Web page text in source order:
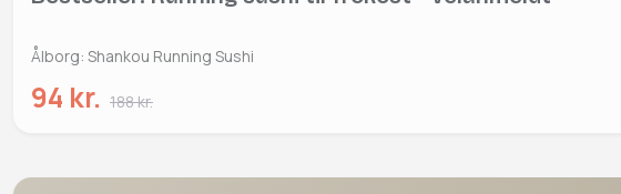
Ålborg: Shankou Running Sushi
94 kr. 188 kr.